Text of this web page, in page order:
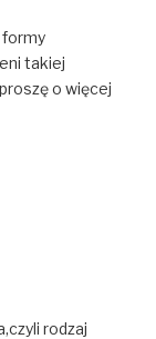
formy
takiej
o więcej
rodzaj